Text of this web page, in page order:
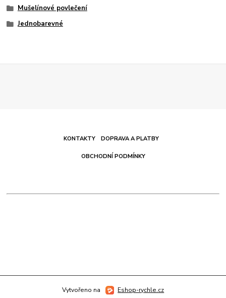
Mušelínové povlečení
Jednobarevné
KONTAKTY DOPRAVA A PLATBY
OBCHODNÍ PODMÍNKY
Vytvořeno na Eshop-rychle.cz